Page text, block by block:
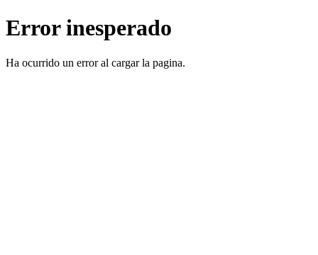
Error inesperado
Ha ocurrido un error al cargar la pagina.